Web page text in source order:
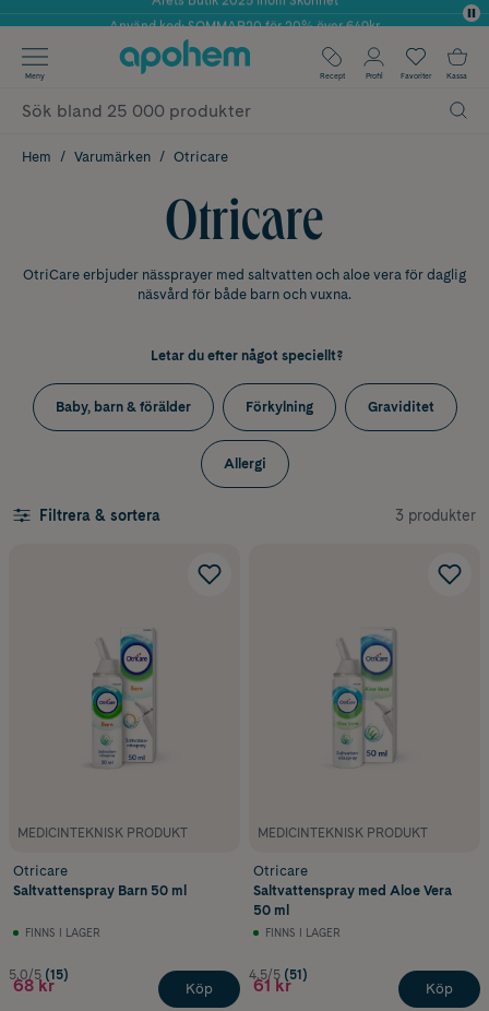
Använd kod: SOMMAR20 för 20% över 649kr
✓ Fri frakt
✓ Poäng på alla köp*
Meny Recept Profil Favoriter Kassa
Hem Varumärken Otricare
Otricare
OtriCare erbjuder nässprayer med saltvatten och aloe vera för daglig
näsvård för både barn och vuxna.
Letar du efter något speciellt?
Baby, barn & förälder Förkylning Graviditet
Allergi
Filtrera & sortera 3 produkter
MEDICINTEKNISK PRODUKT
Otricare
Saltvattenspray Barn 50 ml
FINNS I LAGER
5.0/5 (15)
68 kr Köp
MEDICINTEKNISK PRODUKT
Otricare
Saltvattenspray med Aloe Vera
50 ml
FINNS I LAGER
4.5/5 (51)
61 kr Köp